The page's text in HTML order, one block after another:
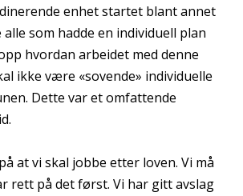
enhet startet blant annet
som hadde en individuell plan
hvordan arbeidet med denne
ikke være «sovende» individuelle
Dette var et omfattende
at vi skal jobbe etter loven. Vi må
rett på det først. Vi har gitt avslag